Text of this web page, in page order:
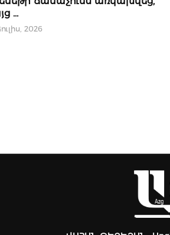
…
2026